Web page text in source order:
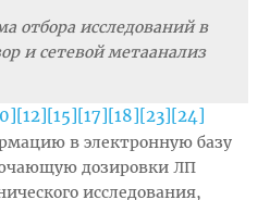
отбора исследований в
и сетевой метаанализ
[12] [15] [17] [18] [23]
[24]
в электронную базу
дозировки ЛП
исследования,